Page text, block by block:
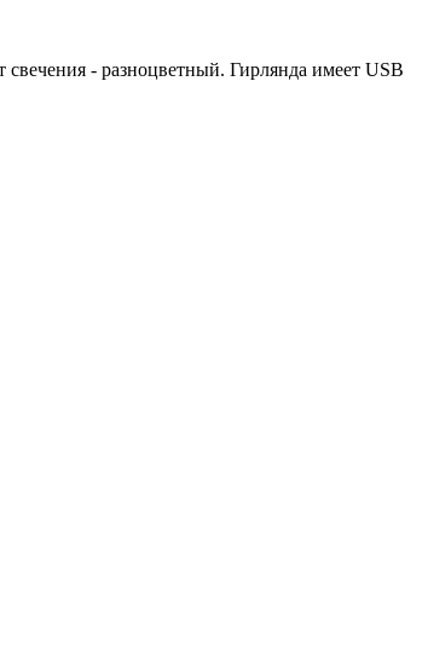
- разноцветный. Гирлянда имеет USB